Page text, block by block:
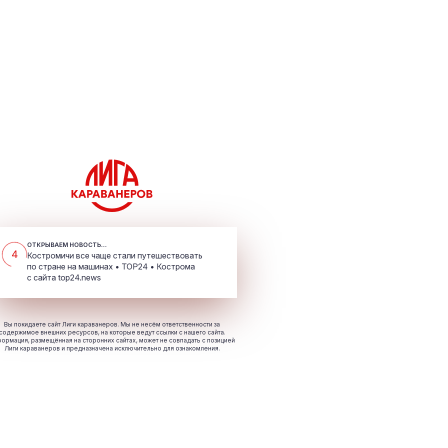
4
ОТКРЫВАЕМ НОВОСТЬ...
Костромичи все чаще стали путешествовать
по стране на машинах • TOP24 • Кострома
с сайта top24.news
Вы покидаете сайт Лиги караванеров. Мы не несём ответственности за
внешних ресурсов, на которые ведут ссылки с нашего сайта.
размещённая на сторонних сайтах, может не совпадать с позицией
Лиги караванеров и предназначена исключительно для ознакомления.